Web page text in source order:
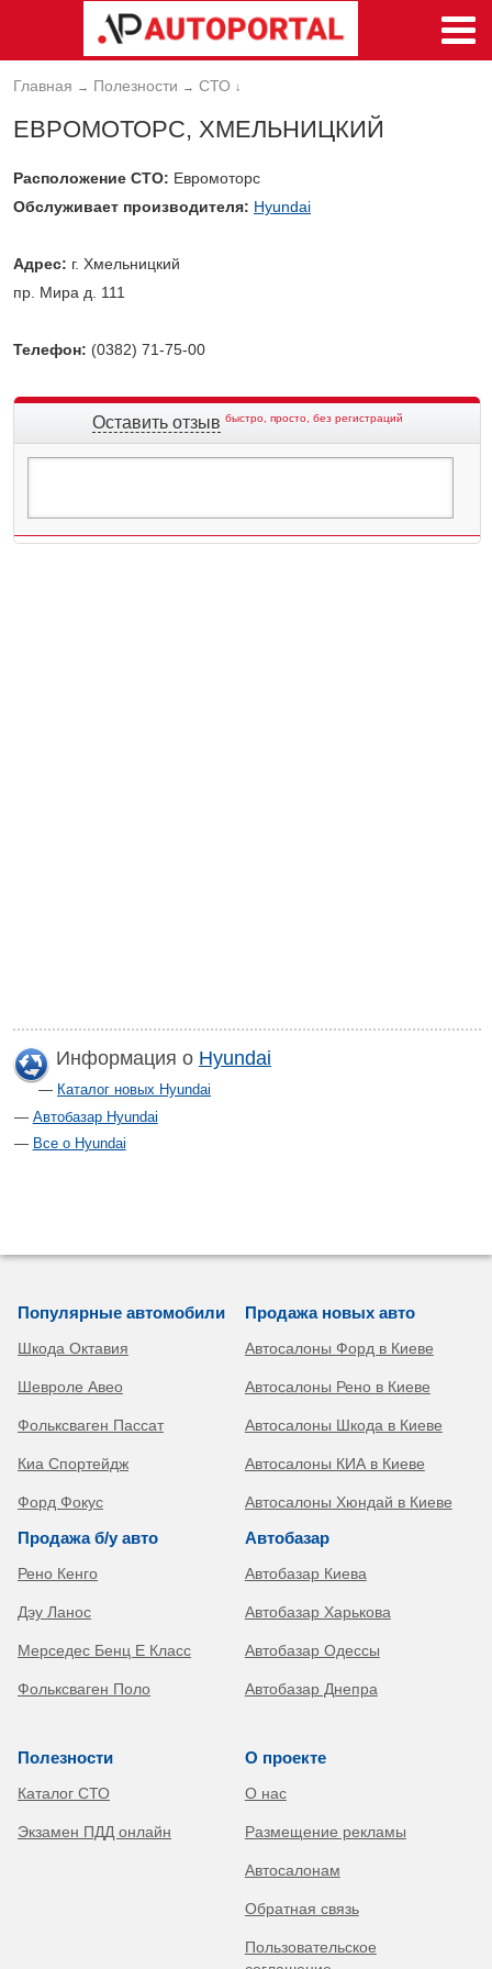
Главная → Полезности → СТО ↓
ЕВРОМОТОРС, ХМЕЛЬНИЦКИЙ
Расположение СТО: Евромоторс
Обслуживает производителя: Hyundai
Адрес: г. Хмельницкий
пр. Мира д. 111
Телефон: (0382) 71-75-00
Оставить отзыв быстро, просто, без регистраций
Информация о Hyundai
Каталог новых Hyundai
Автобазар Hyundai
Все о Hyundai
Популярные автомобили
Шкода Октавия
Шевроле Авео
Фольксваген Пассат
Киа Спортейдж
Форд Фокус
Продажа б/у авто
Рено Кенго
Дэу Ланос
Мерседес Бенц Е Класс
Фольксваген Поло
Продажа новых авто
Автосалоны Форд в Киеве
Автосалоны Рено в Киеве
Автосалоны Шкода в Киеве
Автосалоны КИА в Киеве
Автосалоны Хюндай в Киеве
Автобазар
Автобазар Киева
Автобазар Харькова
Автобазар Одессы
Автобазар Днепра
Полезности
Каталог СТО
Экзамен ПДД онлайн
О проекте
О нас
Размещение рекламы
Автосалонам
Обратная связь
Пользовательское